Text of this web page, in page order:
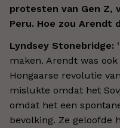
protesten van Gen Z,
Peru. Hoe zou Arendt
Lyndsey Stonebridge:
maken. Arendt was
Hongaarse revolutie
mislukte omdat het
omdat het een
bevolking. Ze geloofde